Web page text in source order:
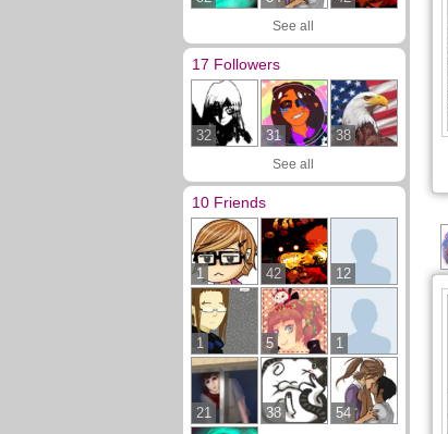
See all
17 Followers
32 31 38
See all
10 Friends
1 42 12
1 5 1
21 38 54